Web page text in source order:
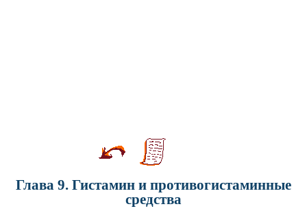
Глава 9. Гистамин и противогистаминные
средства